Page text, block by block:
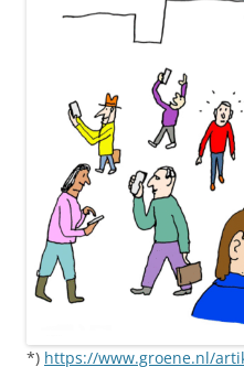
*) https://www.groene.nl/